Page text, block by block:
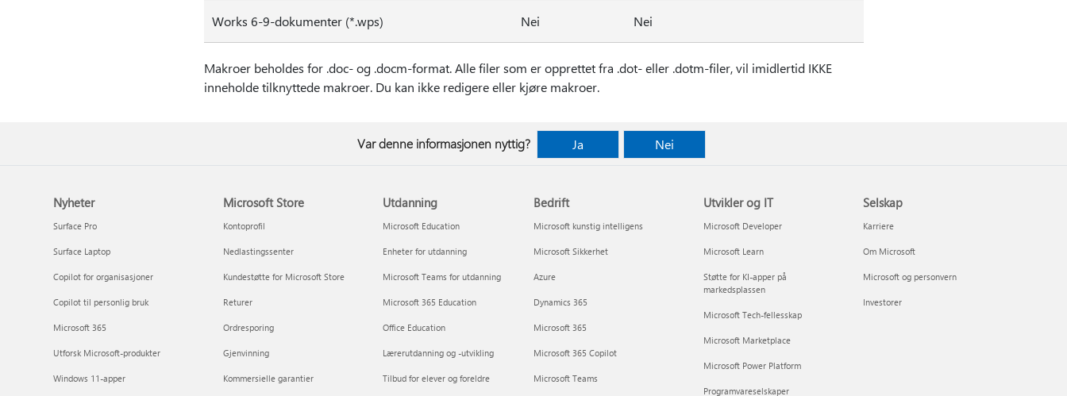
Works 6-9-dokumenter (*.wps) Nei Nei
Makroer beholdes for .doc- og .docm-format. Alle filer som er opprettet fra .dot- eller .dotm-filer, vil imidlertid IKKE
inneholde tilknyttede makroer. Du kan ikke redigere eller kjøre makroer.
Var denne informasjonen nyttig? Ja Nei
Nyheter
Surface Pro
Surface Laptop
Copilot for organisasjoner
Copilot til personlig bruk
Microsoft 365
Utforsk Microsoft-produkter
Windows 11-apper
Microsoft Store
Kontoprofil
Nedlastingssenter
Kundestøtte for Microsoft Store
Returer
Ordresporing
Gjenvinning
Kommersielle garantier
Utdanning
Microsoft Education
Enheter for utdanning
Microsoft Teams for utdanning
Microsoft 365 Education
Office Education
Lærerutdanning og -utvikling
Tilbud for elever og foreldre
Bedrift
Microsoft kunstig intelligens
Microsoft Sikkerhet
Azure
Dynamics 365
Microsoft 365
Microsoft 365 Copilot
Microsoft Teams
Utvikler og IT
Microsoft Developer
Microsoft Learn
Støtte for KI-apper på
markedsplassen
Microsoft Tech-fellesskap
Microsoft Marketplace
Microsoft Power Platform
Programvareselskaper
Selskap
Karriere
Om Microsoft
Microsoft og personvern
Investorer